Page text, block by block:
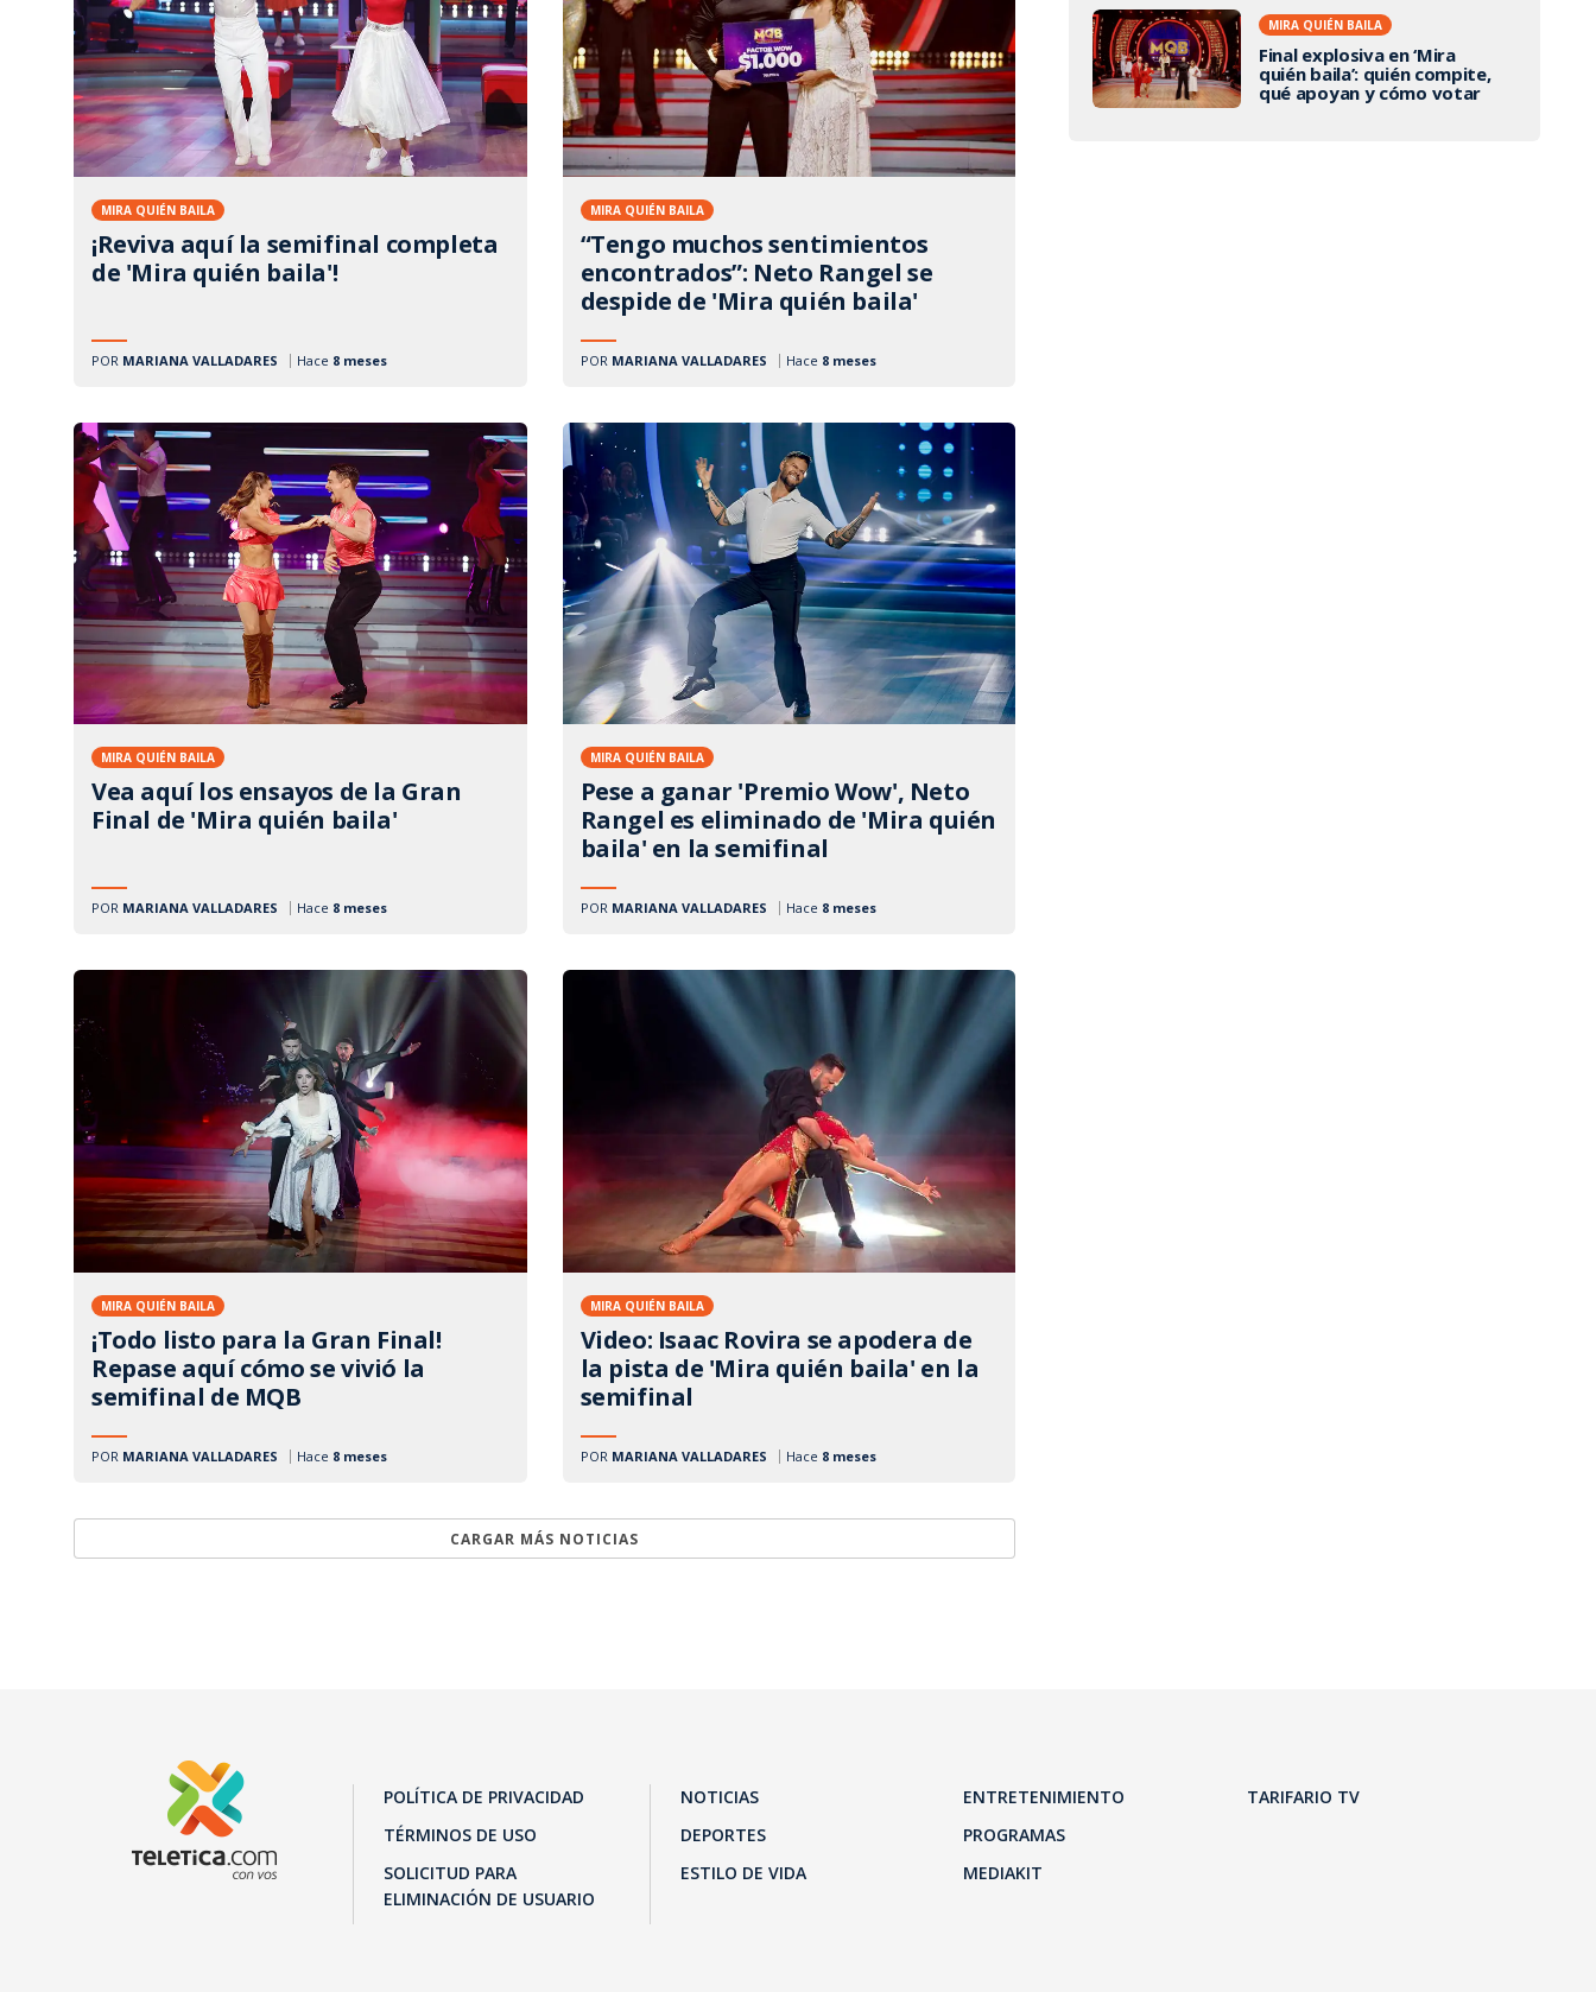
MIRA QUIÉN BAILA
¡Reviva aquí la semifinal completa
de 'Mira quién baila'!
Hace 8 meses
POR MARIANA VALLADARES
MIRA QUIÉN BAILA
“Tengo muchos sentimientos
encontrados”: Neto Rangel se
despide de 'Mira quién baila'
Hace 8 meses
POR MARIANA VALLADARES
MIRA QUIÉN BAILA
Vea aquí los ensayos de la Gran
Final de 'Mira quién baila'
Hace 8 meses
POR MARIANA VALLADARES
MIRA QUIÉN BAILA
Pese a ganar 'Premio Wow', Neto
Rangel es eliminado de 'Mira quién
baila' en la semifinal
Hace 8 meses
POR MARIANA VALLADARES
MIRA QUIÉN BAILA
¡Todo listo para la Gran Final!
Repase aquí cómo se vivió la
semifinal de MQB
Hace 8 meses
POR MARIANA VALLADARES
MIRA QUIÉN BAILA
Video: Isaac Rovira se apodera de
la pista de 'Mira quién baila' en la
semifinal
Hace 8 meses
POR MARIANA VALLADARES
CARGAR MÁS NOTICIAS
MIRA QUIÉN BAILA
Final explosiva en ‘Mira
quién baila’: quién compite,
qué apoyan y cómo votar
POLÍTICA DE PRIVACIDAD
TÉRMINOS DE USO
SOLICITUD PARA
ELIMINACIÓN DE USUARIO
NOTICIAS
DEPORTES
ESTILO DE VIDA
ENTRETENIMIENTO
PROGRAMAS
MEDIAKIT
TARIFARIO TV